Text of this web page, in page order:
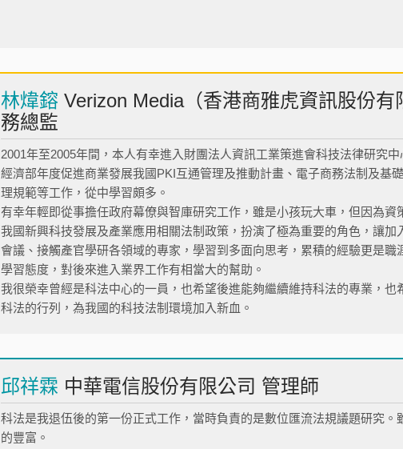
林煒鎔 Verizon Media（香港商雅虎資訊股份
務總監
2001年至2005年間，本人有幸進入財團法人資訊工業策進會科技法律研究
經濟部年度促進商業發展我國PKI互通管理及推動計畫、電子商務法制及基
理規範等工作，從中學習頗多。
有幸年輕即從事擔任政府幕僚與智庫研究工作，雖是小孩玩大車，但因為
我國新興科技發展及產業應用相關法制政策，扮演了極為重要的角色，讓
會議、接觸產官學研各領域的專家，學習到多面向思考，累積的經驗更是
學習態度，對後來進入業界工作有相當大的幫助。
我很榮幸曾經是科法中心的一員，也希望後進能夠繼續維持科法的專業，也
科法的行列，為我國的科技法制環境加入新血。
邱祥霖 中華電信股份有限公司 管理師
科法是我退伍後的第一份正式工作，當時負責的是數位匯流法規議題研究
的豐富。